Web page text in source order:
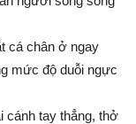
cá chân ở ngay
mức độ duỗi ngực
cánh tay thẳng, thở